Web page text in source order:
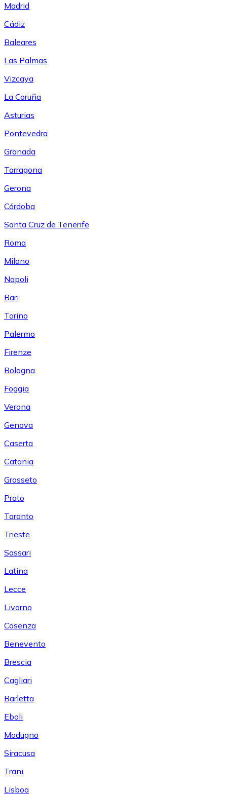
Madrid
Cádiz
Baleares
Las Palmas
Vizcaya
La Coruña
Asturias
Pontevedra
Granada
Tarragona
Gerona
Córdoba
Santa Cruz de Tenerife
Roma
Milano
Napoli
Bari
Torino
Palermo
Firenze
Bologna
Foggia
Verona
Genova
Caserta
Catania
Grosseto
Prato
Taranto
Trieste
Sassari
Latina
Lecce
Livorno
Cosenza
Benevento
Brescia
Cagliari
Barletta
Eboli
Modugno
Siracusa
Trani
Lisboa